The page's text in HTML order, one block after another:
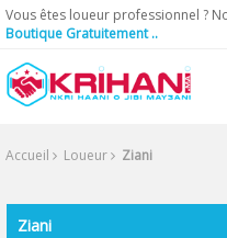
Vous êtes loueur professionnel ?
Boutique Gratuitement ..
Accueil Loueur Ziani
Ziani